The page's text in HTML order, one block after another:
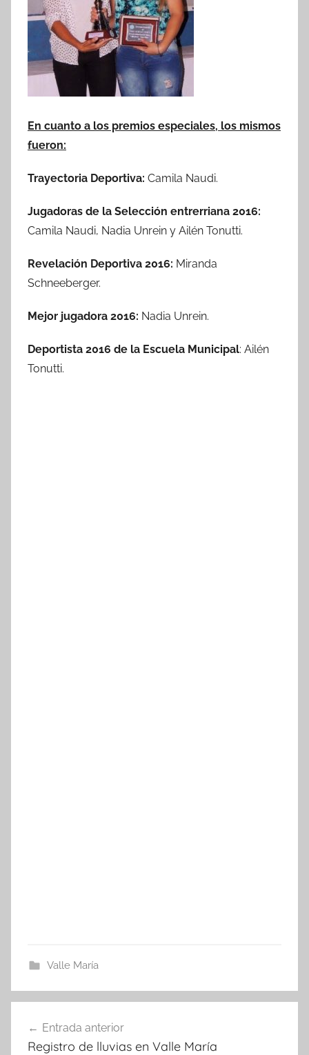
En cuanto a los premios especiales, los mismos
fueron:
Trayectoria Deportiva: Camila Naudi.
Jugadoras de la Selección entrerriana 2016:
Camila Naudi, Nadia Unrein y Ailén Tonutti.
Revelación Deportiva 2016: Miranda
Schneeberger.
Mejor jugadora 2016: Nadia Unrein.
Deportista 2016 de la Escuela Municipal: Ailén
Tonutti.
Valle María
de
Entrada anterior
Registro de lluvias en Valle María